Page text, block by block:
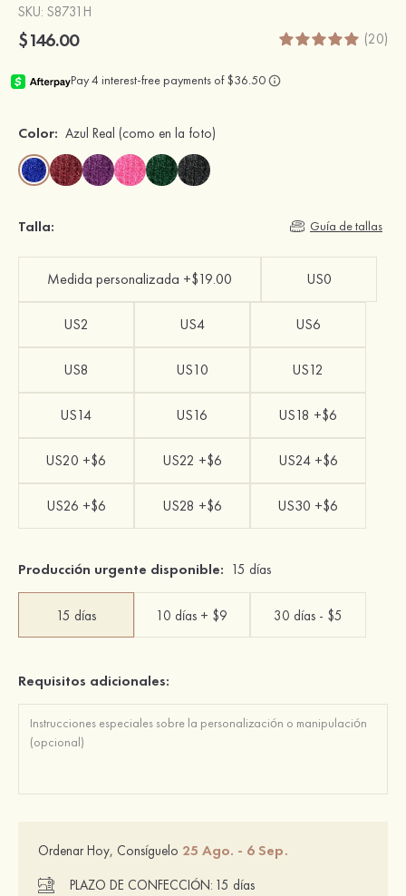
SKU: S8731H
$146.00 (20)
Color: Azul Real (como en la foto)
Talla: Guía de tallas
Medida personalizada +$19.00 US0
US2 US4 US6
US8 US10 US12
US14 US16 US18 +$6
US20 +$6 US22 +$6 US24 +$6
US26 +$6 US28 +$6 US30 +$6
Producción urgente disponible: 15 días
15 días 10 días + $9 30 días - $5
Requisitos adicionales:
Ordenar Hoy, Consíguelo 25 Ago. - 6 Sep.
PLAZO DE CONFECCIÓN: 15 días